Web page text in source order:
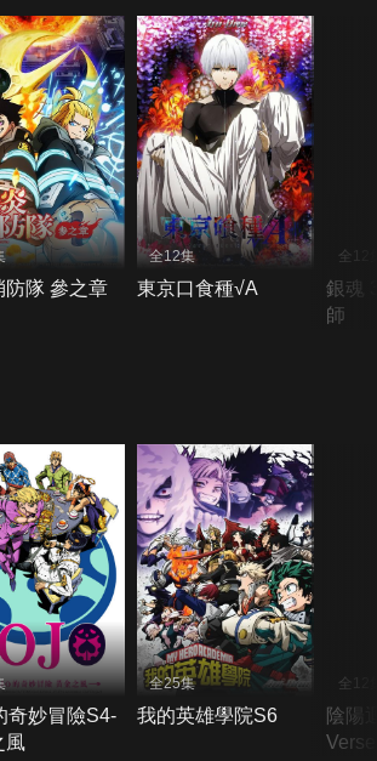
防隊 參之章
全12集
東京口食種√A
全12
銀魂
師
奇妙冒險S4-
風
全25集
我的英雄學院S6
全12
陰陽
Verse